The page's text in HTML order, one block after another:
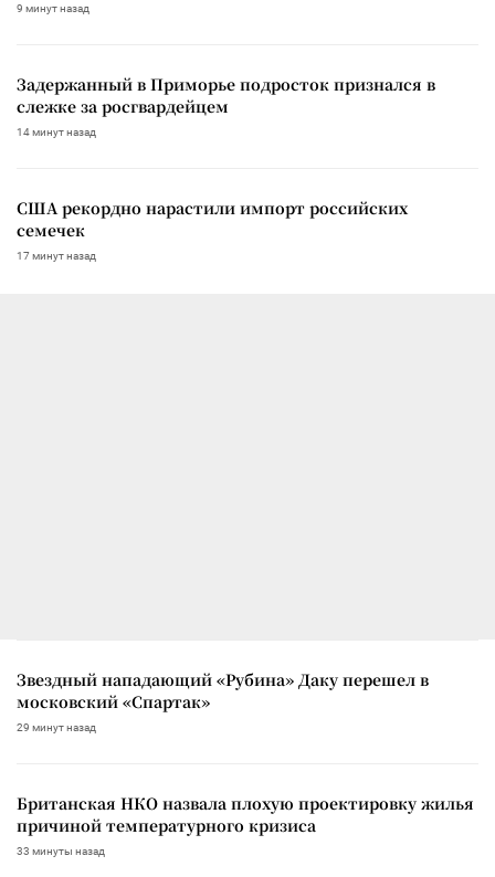
9 минут назад
Задержанный в Приморье подросток признался в
слежке за росгвардейцем
14 минут назад
США рекордно нарастили импорт российских
семечек
17 минут назад
Звездный нападающий «Рубина» Даку перешел в
московский «Спартак»
29 минут назад
Британская НКО назвала плохую проектировку жилья
причиной температурного кризиса
33 минуты назад